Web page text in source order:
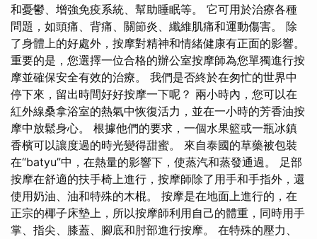
和憂鬱、增強免疫系統、幫助睡眠等。 它可用於治療各種
問題，如頭痛、背痛、關節炎、纖維肌痛和運動傷害。 除
了身體上的好處外，按摩對精神和情緒健康有正面的影響。
重要的是，您選擇一位合格的辦公室按摩師為您單獨進行按
摩並確保安全有效的治療。 我們是否終於在匆忙的世界中
停下來，留出時間好好按摩一下呢？ 兩小時內，您可以在
紅外線桑拿浴室的熱氣中恢復活力，並在一小時的芳香油按
摩中放鬆身心。 根據他們的要求，一個水果籃或一瓶冰鎮
香檳可以讓度過的時光變得甜蜜。 來自泰國的草藥被包裝
在“batyu”中，在熱量的影響下，使蒸汽和蒸發通過。 足部
按摩在舒適的扶手椅上進行，按摩師除了用手和手指外，還
使用奶油、油和特殊的木棍。 按摩是在地面上進行的，在
正宗的椰子床墊上，所以按摩師利用自己的體重，同時用手
掌、指尖、膝蓋、腳底和肘部進行按摩。 在特殊的壓力、